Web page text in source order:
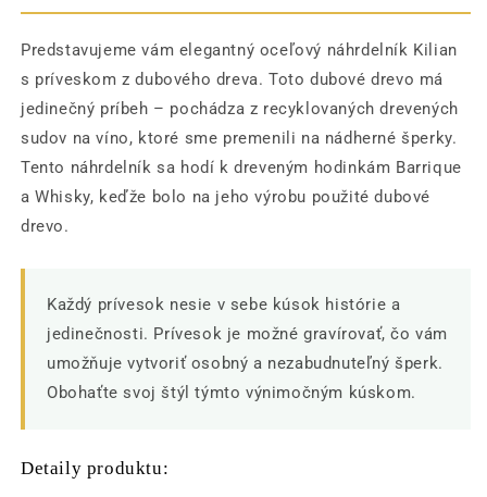
Predstavujeme vám elegantný oceľový náhrdelník Kilian
s príveskom z dubového dreva. Toto dubové drevo má
jedinečný príbeh – pochádza z recyklovaných drevených
sudov na víno, ktoré sme premenili na nádherné šperky.
Tento náhrdelník sa hodí k dreveným hodinkám Barrique
a Whisky, keďže bolo na jeho výrobu použité dubové
drevo.
Každý prívesok nesie v sebe kúsok histórie a
jedinečnosti. Prívesok je možné gravírovať, čo vám
umožňuje vytvoriť osobný a nezabudnuteľný šperk.
Obohaťte svoj štýl týmto výnimočným kúskom.
Detaily produktu: